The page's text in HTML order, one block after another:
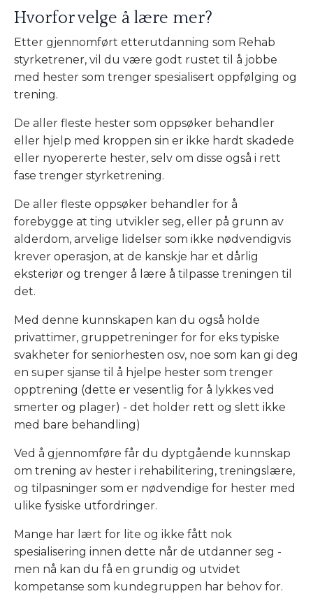
Hvorfor velge å lære mer?
Etter gjennomført etterutdanning som Rehab
styrketrener, vil du være godt rustet til å jobbe
med hester som trenger spesialisert oppfølging og
trening.
De aller fleste hester som oppsøker behandler
eller hjelp med kroppen sin er ikke hardt skadede
eller nyopererte hester, selv om disse også i rett
fase trenger styrketrening.
De aller fleste oppsøker behandler for å
forebygge at ting utvikler seg, eller på grunn av
alderdom, arvelige lidelser som ikke nødvendigvis
krever operasjon, at de kanskje har et dårlig
eksteriør og trenger å lære å tilpasse treningen til
det.
Med denne kunnskapen kan du også holde
privattimer, gruppetreninger for for eks typiske
svakheter for seniorhesten osv, noe som kan gi deg
en super sjanse til å hjelpe hester som trenger
opptrening (dette er vesentlig for å lykkes ved
smerter og plager) - det holder rett og slett ikke
med bare behandling)
Ved å gjennomføre får du dyptgående kunnskap
om trening av hester i rehabilitering, treningslære,
og tilpasninger som er nødvendige for hester med
ulike fysiske utfordringer.
Mange har lært for lite og ikke fått nok
spesialisering innen dette når de utdanner seg -
men nå kan du få en grundig og utvidet
kompetanse som kundegruppen har behov for.